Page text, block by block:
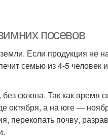
посевов
Если продукция не
семью из 4-5 человек
склона. Так как время
октября, а на юге —
перекопать почву,